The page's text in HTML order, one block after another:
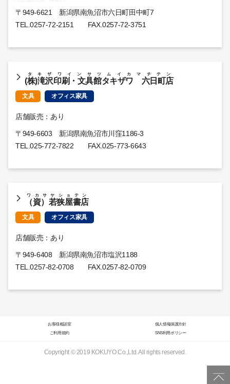
〒949-6621 新潟県南魚沼市六日町田中町7
TEL.0257-72-2151 FAX.0257-72-3751
(株)滝沢印刷・文具館タキザワ 六日町店
タキザワインサツムイカマチテン
文具 オフィス家具
店舗販売：あり
〒949-6603 新潟県南魚沼市川窪1186-3
TEL.025-772-7822 FAX.025-773-6643
（資）若狭屋書店
ワカサヤショテン
文具 オフィス家具
店舗販売：あり
〒949-6408 新潟県南魚沼市塩沢1188
TEL.0257-82-0708 FAX.0257-82-0709
お客様相談室
個人情報保護方針
ご利用規約
SNS利用ポリシー
Copyright © 2019 KOKUYO Co.,Ltd. All rights reserved.